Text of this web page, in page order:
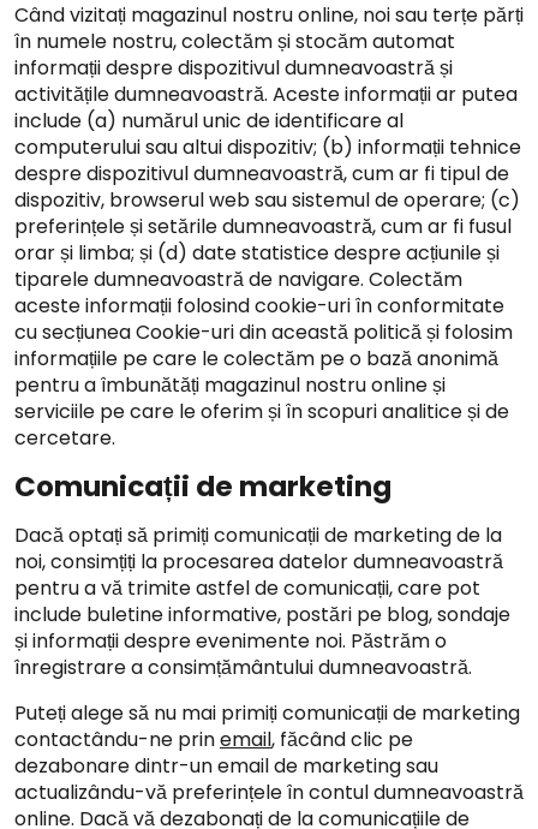
Când vizitați magazinul nostru online, noi sau terțe părți
în numele nostru, colectăm și stocăm automat
informații despre dispozitivul dumneavoastră și
activitățile dumneavoastră. Aceste informații ar putea
include (a) numărul unic de identificare al
computerului sau altui dispozitiv; (b) informații tehnice
despre dispozitivul dumneavoastră, cum ar fi tipul de
dispozitiv, browserul web sau sistemul de operare; (c)
preferințele și setările dumneavoastră, cum ar fi fusul
orar și limba; și (d) date statistice despre acțiunile și
tiparele dumneavoastră de navigare. Colectăm
aceste informații folosind cookie-uri în conformitate
cu secțiunea Cookie-uri din această politică și folosim
informațiile pe care le colectăm pe o bază anonimă
pentru a îmbunătăți magazinul nostru online și
serviciile pe care le oferim și în scopuri analitice și de
cercetare.
Comunicații de marketing
Dacă optați să primiți comunicații de marketing de la
noi, consimțiți la procesarea datelor dumneavoastră
pentru a vă trimite astfel de comunicații, care pot
include buletine informative, postări pe blog, sondaje
și informații despre evenimente noi. Păstrăm o
înregistrare a consimțământului dumneavoastră.
Puteți alege să nu mai primiți comunicații de marketing
contactându-ne prinemail, făcând clic pe
dezabonare dintr-un email de marketing sau
actualizându-vă preferințele în contul dumneavoastră
online. Dacă vă dezabonați de la comunicațiile de